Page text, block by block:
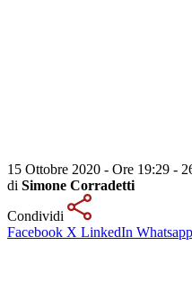
15 Ottobre 2020 - Ore 19:29 -
di Simone Corradetti
Condividi
Facebook X LinkedIn Whatsapp